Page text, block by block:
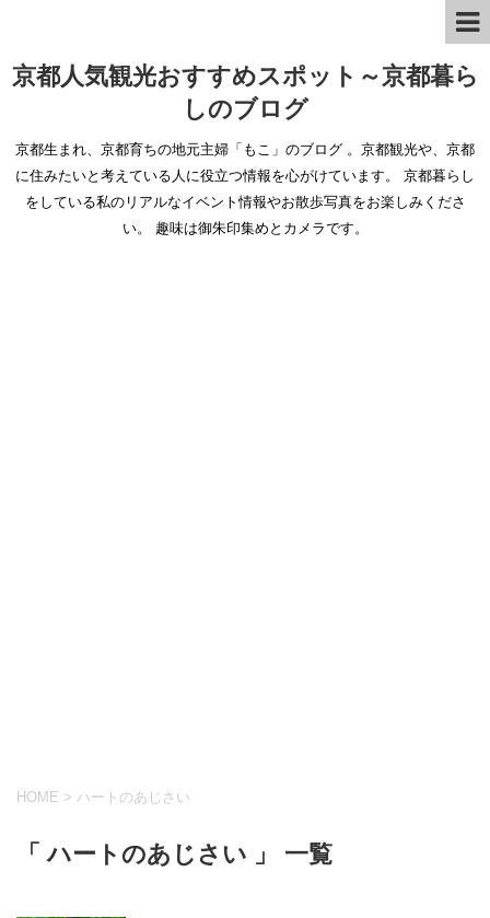
京都人気観光おすすめスポット～京都暮ら
しのブログ
京都生まれ、京都育ちの地元主婦「もこ」のブログ 。京都観光や、京都
に住みたいと考えている人に役立つ情報を心がけています。 京都暮らし
をしている私のリアルなイベント情報やお散歩写真をお楽しみくださ
い。 趣味は御朱印集めとカメラです。
HOME > ハートのあじさい
「 ハートのあじさい 」 一覧